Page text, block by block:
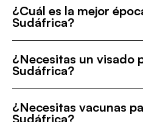
¿Cuál es la mejor
Sudáfrica?
¿Necesitas un visado
Sudáfrica?
¿Necesitas vacunas
Sudáfrica?